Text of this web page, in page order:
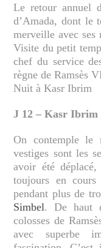
Le retour annuel
d’Amada, dont le
merveille avec ses
Visite du petit
chef du service
règne de Ramsès
Nuit à Kasr Ibrim
J 12 – Kasr Ibrim
On contemple le
vestiges sont les
avoir été
toujours en cours
pendant plus de
Simbel. De haut
colosses de
avec superbe